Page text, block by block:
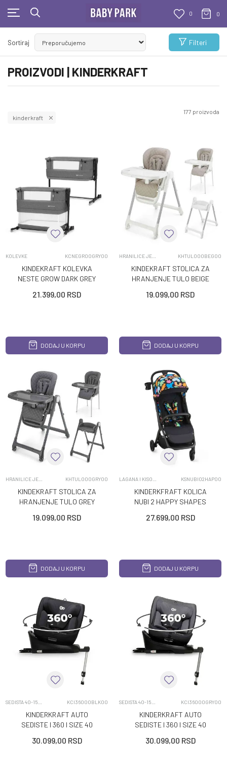
0 0
BESPLATNA ISPORUKA
Za sve porudžbine veće od 1000 RSD
PROIZVODI | KINDERKRAFT
Sortiraj Filteri
kinderkraft
177 proizvoda
KOLEVKE KCNEGR00GRY00
KINDEKRAFT KOLEVKA
NESTE GROW DARK GREY
21.399,00 RSD
DODAJ U KORPU
KHTULO00BEG00
KINDEKRAFT STOLICA ZA
HRANJENJE TULO BEIGE
19.099,00 RSD
DODAJ U KORPU
KHTULO00GRY00
KINDEKRAFT STOLICA ZA
HRANJENJE TULO GREY
19.099,00 RSD
DODAJ U KORPU
KSNUBI02HAP00
KINDERKFRAFT KOLICA
NUBI 2 HAPPY SHAPES
27.699,00 RSD
DODAJ U KORPU
KCI36000BLK00
KINDERKRAFT AUTO
SEDISTE I 360 I SIZE 40
30.099,00 RSD
KCI36000GRY00
KINDERKRAFT AUTO
SEDISTE I 360 I SIZE 40
30.099,00 RSD